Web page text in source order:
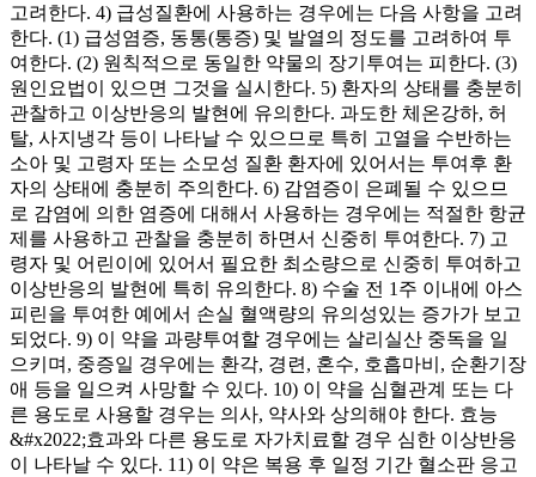
고려한다. 4) 급성질환에 사용하는 경우에는 다음 사항을 고려
한다. (1) 급성염증, 동통(통증) 및 발열의 정도를 고려하여 투
여한다. (2) 원칙적으로 동일한 약물의 장기투여는 피한다. (3)
원인요법이 있으면 그것을 실시한다. 5) 환자의 상태를 충분히
관찰하고 이상반응의 발현에 유의한다. 과도한 체온강하, 허
탈, 사지냉각 등이 나타날 수 있으므로 특히 고열을 수반하는
소아 및 고령자 또는 소모성 질환 환자에 있어서는 투여후 환
자의 상태에 충분히 주의한다. 6) 감염증이 은폐될 수 있으므
로 감염에 의한 염증에 대해서 사용하는 경우에는 적절한 항균
제를 사용하고 관찰을 충분히 하면서 신중히 투여한다. 7) 고
령자 및 어린이에 있어서 필요한 최소량으로 신중히 투여하고
이상반응의 발현에 특히 유의한다. 8) 수술 전 1주 이내에 아스
피린을 투여한 예에서 손실 혈액량의 유의성있는 증가가 보고
되었다. 9) 이 약을 과량투여할 경우에는 살리실산 중독을 일
으키며, 중증일 경우에는 환각, 경련, 혼수, 호흡마비, 순환기장
애 등을 일으켜 사망할 수 있다. 10) 이 약을 심혈관계 또는 다
른 용도로 사용할 경우는 의사, 약사와 상의해야 한다. 효능
&#x2022;효과와 다른 용도로 자가치료할 경우 심한 이상반응
이 나타날 수 있다. 11) 이 약은 복용 후 일정 기간 혈소판 응고